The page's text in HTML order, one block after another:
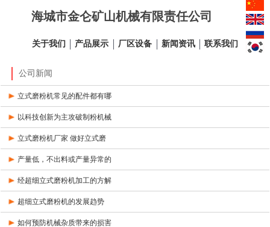
海城市金仑矿山机械有限责任公司
关于我们 产品展示 厂区设备 新闻资讯 联系我们
公司新闻
立式磨粉机常见的配件都有哪
以科技创新为主攻破制粉机械
立式磨粉机厂家 做好立式磨
产量低，不出料或产量异常的
经超细立式磨粉机加工的方解
超细立式磨粉机的发展趋势
如何预防机械杂质带来的损害